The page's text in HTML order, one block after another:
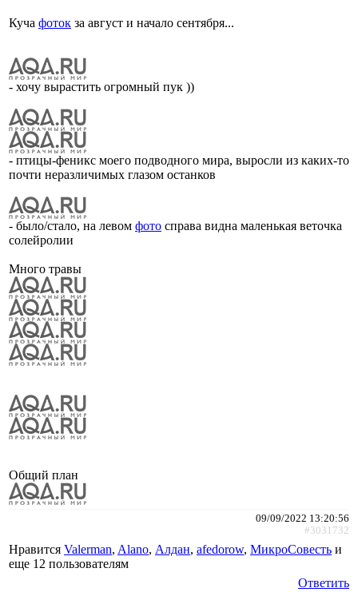
Куча фоток за август и начало сентября...
- хочу вырастить огромный пук ))
- птицы-феникс моего подводного мира, выросли из каких-то
почти неразличимых глазом останков
- было/стало, на левом фото справа видна маленькая веточка
солейролии
Много травы
Общий план
09/09/2022 13:20:56
#3031732
Нравится Valerman, Alano, Алдан, afedorow, МикроСовесть и
еще 12 пользователям
Ответить